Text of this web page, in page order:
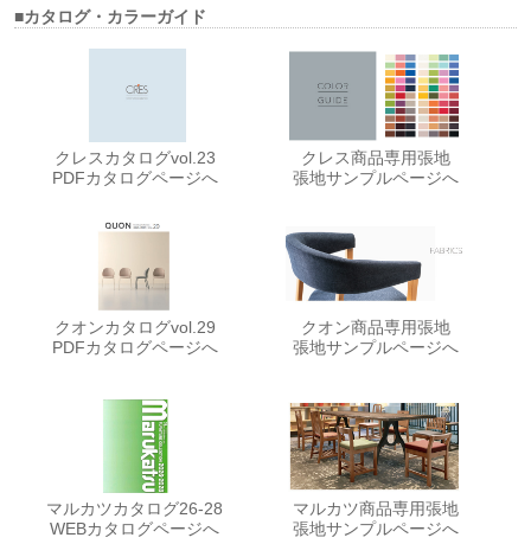
■カタログ・カラーガイド
クレスカタログvol.23
PDFカタログページへ
クレス商品専用張地
張地サンプルページへ
クオンカタログvol.29
PDFカタログページへ
クオン商品専用張地
張地サンプルページへ
マルカツカタログ26-28
WEBカタログページへ
マルカツ商品専用張地
張地サンプルページへ